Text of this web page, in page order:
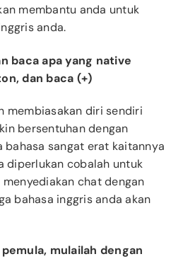
membantu anda untuk
anda.
baca apa yang native
dan baca (+)
membiasakan diri sendiri
bersentuhan dengan
bahasa sangat erat kaitannya
diperlukan cobalah untuk
chat dengan
bahasa inggris anda akan
mulailah dengan